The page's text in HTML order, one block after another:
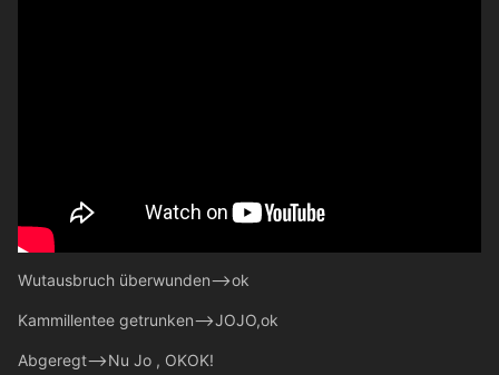
Wutausbruch überwunden-->ok
Kammillentee getrunken-->JOJO,ok
Abgeregt-->Nu Jo , OKOK!